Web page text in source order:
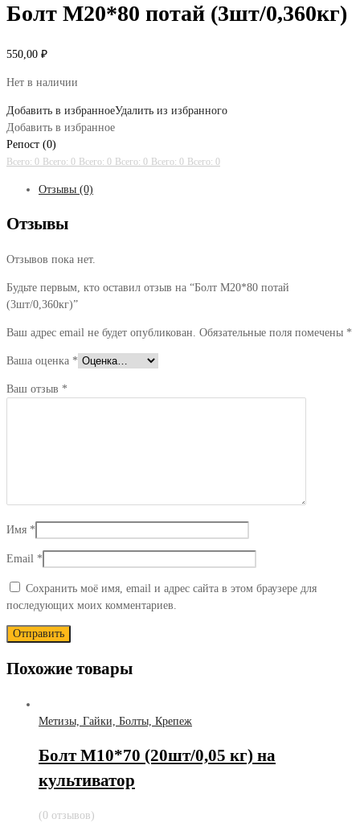
Болт М20*80 потай (3шт/0,360кг)
550,00 ₽
Нет в наличии
Добавить в избранноеУдалить из избранного
Добавить в избранное
Репост (0)
Всего: 0 Всего: 0 Всего: 0 Всего: 0 Всего: 0 Всего: 0
Отзывы (0)
Отзывы
Отзывов пока нет.
Будьте первым, кто оставил отзыв на “Болт М20*80 потай
(3шт/0,360кг)”
Ваш адрес email не будет опубликован. Обязательные поля помечены *
Ваша оценка *
Ваш отзыв *
Имя *
Email *
Сохранить моё имя, email и адрес сайта в этом браузере для
последующих моих комментариев.
Похожие товары
Метизы, Гайки, Болты, Крепеж
Болт М10*70 (20шт/0,05 кг) на
культиватор
(0 отзывов)